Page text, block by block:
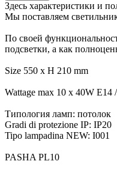
Здесь характеристики и
Мы поставляем
По своей
подсветки, а как
Size 550 x H 210 mm
Wattage max 10 x 40W E14
Типология ламп: потолок
Gradi di protezione IP: IP20
Tipo lampadina NEW: I001
PASHA PL10